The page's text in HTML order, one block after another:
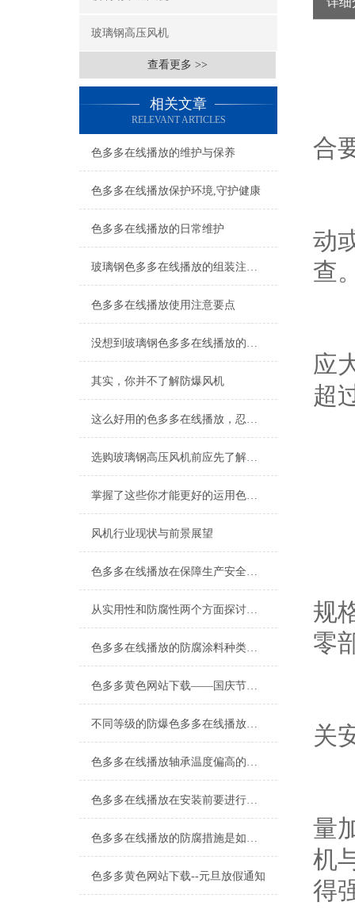
玻璃钢高压风机
查看更多 >>
相关文章
RELEVANT ARTICLES
色多多在线播放的维护与保养
色多多在线播放保护环境,守护健康
色多多在线播放的日常维护
玻璃钢色多多在线播放的组装注意事项都有哪些内容？
色多多在线播放使用注意要点
没想到玻璃钢色多多在线播放的固定操作也很简单
其实，你并不了解防爆风机
这么好用的色多多在线播放，忍不住推荐给你
选购玻璃钢高压风机前应先了解这些注意细节
掌握了这些你才能更好的运用色多多在线播放
风机行业现状与前景展望
色多多在线播放在保障生产安全和环保方面的作用分析
从实用性和防腐性两个方面探讨色多多在线播放的重要性
色多多在线播放的防腐涂料种类及其应用
色多多黄色网站下载——国庆节放假通知
不同等级的防爆色多多在线播放适用场合也不一样
色多多在线播放轴承温度偏高的原因一起来了解下
色多多在线播放在安装前要进行如下检查
色多多在线播放的防腐措施是如何做的呢？
色多多黄色网站下载--元旦放假通知
合
动
查
应
超
规
零
关
量
机
得强